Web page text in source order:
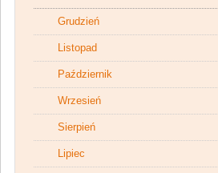
Grudzień
Listopad
Październik
Wrzesień
Sierpień
Lipiec